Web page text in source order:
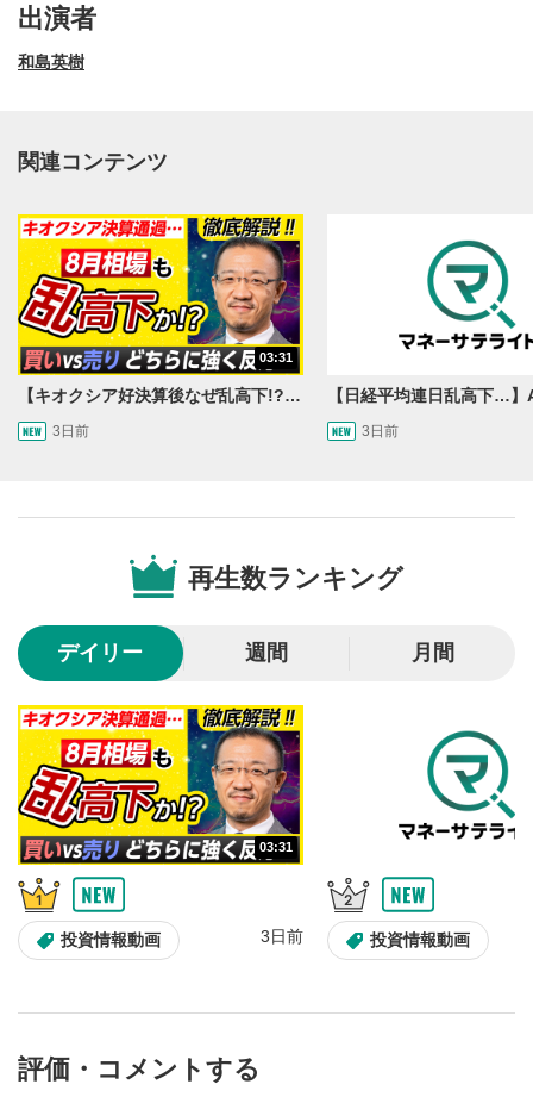
1
動画再生エリア
動画再生エリアをクリックすると、動画を再生または
一時停止します。
2
再生/一時停止
動画を再生または一時停止します。
10秒戻し/10秒送り
10秒、動画を巻き戻し/早送りします。
シークバー
再生位置を示しています。再生したい位置をクリック
するとその位置から動画が再生されます。
6
画質/再生速度の設定
画質の選択/再生速度の変更ができます。
7
音量調整
スライダーを上下すると音量が調整できます。
8
全画面表示
出演者
和島英樹
関連コンテンツ
03:31
【キオクシア好決算後なぜ乱高下!?】買い材料は自社株買いと株式分割/売りのサインとは…？
3日前 3日前
再生数ランキング
デイリー 週間 月間
03:31
投資情報動画 3日前 投資情報動画
評価・コメントする